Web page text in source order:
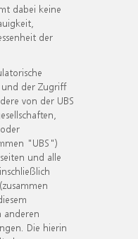
dabei keine
der
der Zugriff
von der UBS
"UBS")
und alle
anderen
Die hierin